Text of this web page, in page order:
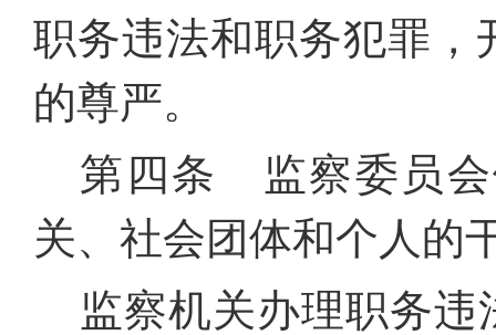
职务违法和职务犯罪，
的尊严。
第四条 监察委员会
关、社会团体和个人的
监察机关办理职务